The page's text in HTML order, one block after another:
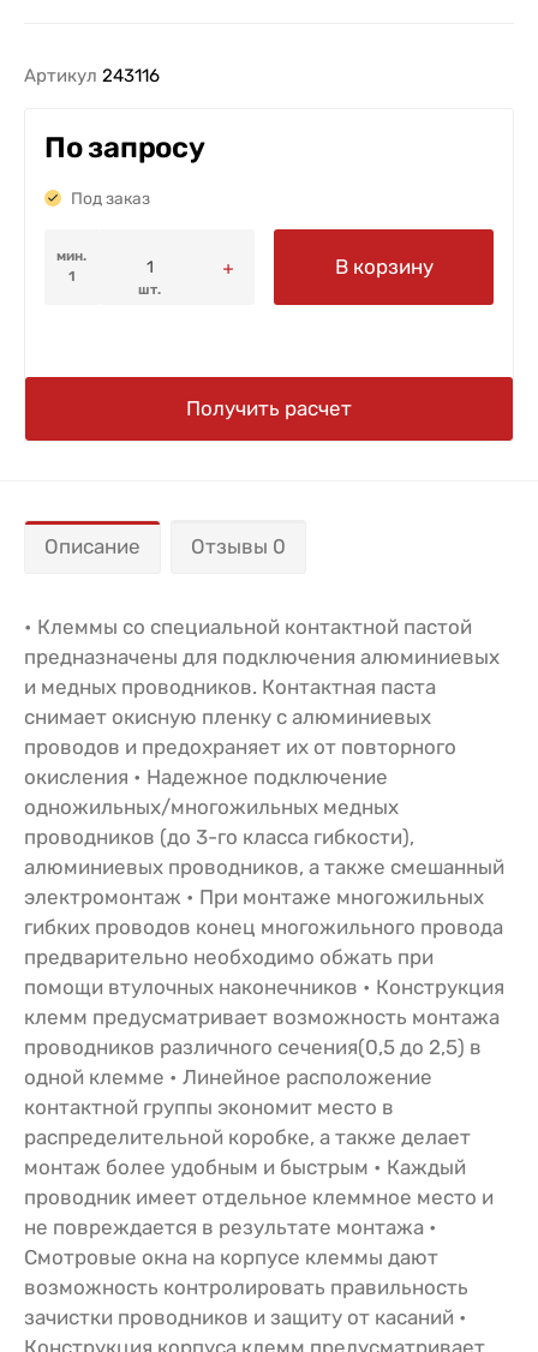
Артикул 243116
По запросу
Под заказ
мин.
1
шт.
В корзину
Получить расчет
Описание Отзывы 0
• Клеммы со специальной контактной пастой
предназначены для подключения алюминиевых
и медных проводников. Контактная паста
снимает окисную пленку с алюминиевых
проводов и предохраняет их от повторного
окисления • Надежное подключение
одножильных/многожильных медных
проводников (до 3-го класса гибкости),
алюминиевых проводников, а также смешанный
электромонтаж • При монтаже многожильных
гибких проводов конец многожильного провода
предварительно необходимо обжать при
помощи втулочных наконечников • Конструкция
клемм предусматривает возможность монтажа
проводников различного сечения(0,5 до 2,5) в
одной клемме • Линейное расположение
контактной группы экономит место в
распределительной коробке, а также делает
монтаж более удобным и быстрым • Каждый
проводник имеет отдельное клеммное место и
не повреждается в результате монтажа •
Смотровые окна на корпусе клеммы дают
возможность контролировать правильность
зачистки проводников и защиту от касаний •
Конструкция корпуса клемм предусматривает